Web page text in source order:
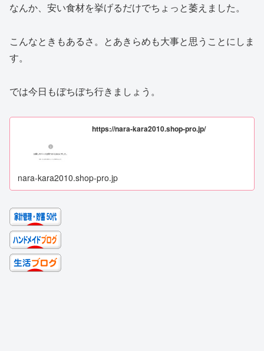
なんか、安い食材を挙げるだけでちょっと萎えました。
こんなときもあるさ。とあきらめも大事と思うことにしま
す。
では今日もぼちぼち行きましょう。
https://nara-kara2010.shop-pro.jp/
nara-kara2010.shop-pro.jp